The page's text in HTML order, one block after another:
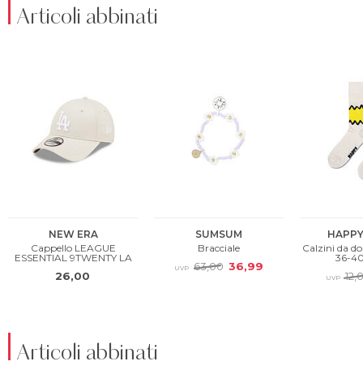
Articoli abbinati
Articoli abbinati